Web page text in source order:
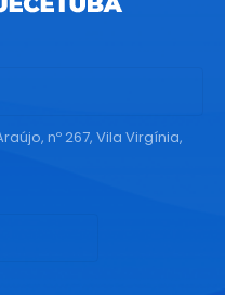
nº 267, Vila Virgínia,